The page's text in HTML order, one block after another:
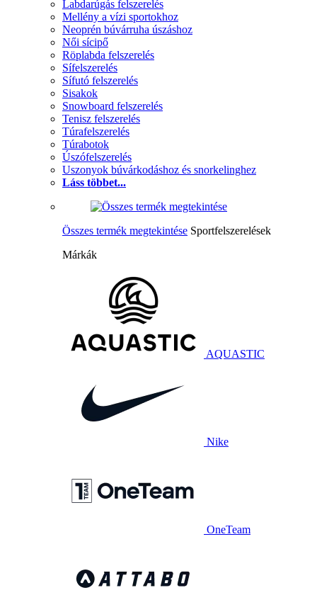
Labdarúgás felszerelés
Mellény a vízi sportokhoz
Neoprén búvárruha úszáshoz
Női sícipő
Röplabda felszerelés
Sífelszerelés
Sífutó felszerelés
Sisakok
Snowboard felszerelés
Tenisz felszerelés
Túrafelszerelés
Túrabotok
Úszófelszerelés
Uszonyok búvárkodáshoz és snorkelinghez
Láss többet...
Összes termék megtekintése Sportfelszerelések
Márkák
AQUASTIC
Nike
OneTeam